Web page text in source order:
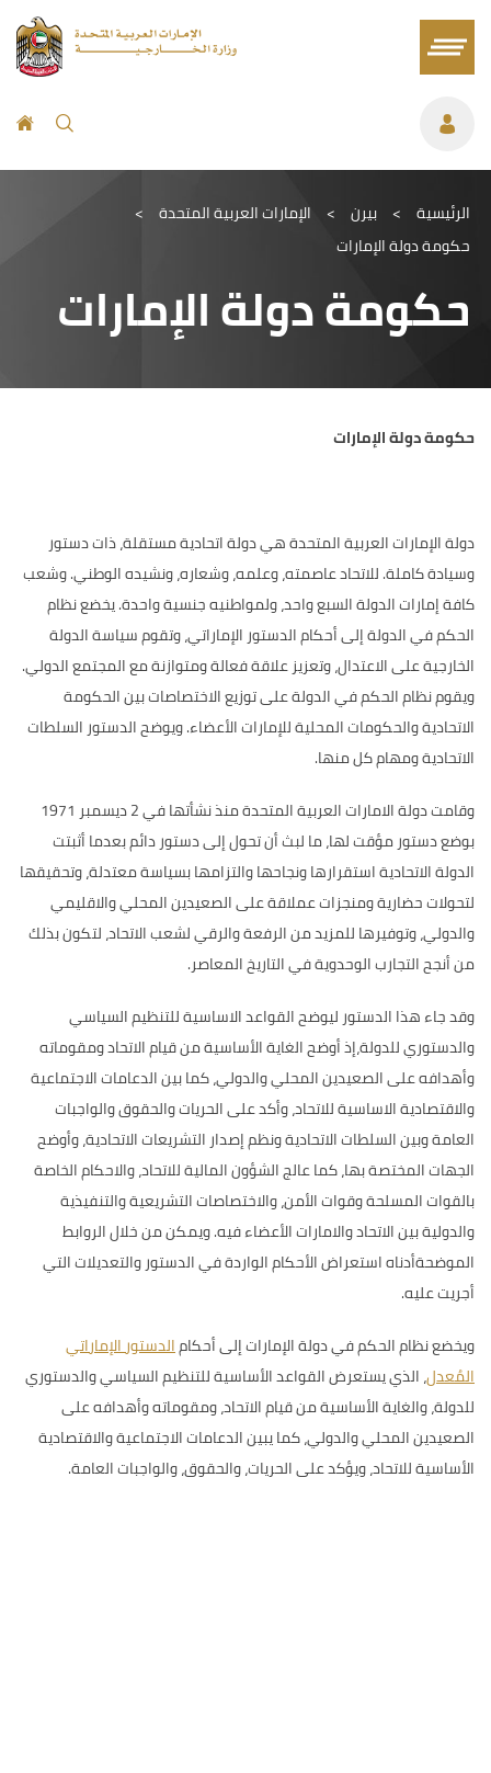
الرئيسية > بيرن > الإمارات العربية المتحدة >
حكومة دولة الإمارات
حكومة دولة الإمارات
حكومة دولة الإمارات
دولة الإمارات العربية المتحدة هي دولة اتحادية مستقلة، ذات دستور
وسيادة كاملة. للاتحاد عاصمته، وعلمه، وشعاره، ونشيده الوطني. وشعب
كافة إمارات الدولة السبع واحد، ولمواطنيه جنسية واحدة. يخضع نظام
الحكم في الدولة إلى أحكام الدستور الإماراتي، وتقوم سياسة الدولة
الخارجية على الاعتدال، وتعزيز علاقة فعالة ومتوازنة مع المجتمع الدولي.
ويقوم نظام الحكم في الدولة على توزيع الاختصاصات بين الحكومة
الاتحادية والحكومات المحلية للإمارات الأعضاء. ويوضح الدستور السلطات
الاتحادية ومهام كل منها.
وقامت دولة الامارات العربية المتحدة منذ نشأتها في 2 ديسمبر 1971
بوضع دستور مؤقت لها، ما لبث أن تحول إلى دستور دائم بعدما أثبتت
الدولة الاتحادية استقرارها ونجاحها والتزامها بسياسة معتدلة، وتحقيقها
لتحولات حضارية ومنجزات عملاقة على الصعيدين المحلي والاقليمي
والدولي، وتوفيرها للمزيد من الرفعة والرقي لشعب الاتحاد، لتكون بذلك
من أنجح التجارب الوحدوية في التاريخ المعاصر.
وقد جاء هذا الدستور ليوضح القواعد الاساسية للتنظيم السياسي
والدستوري للدولة،إذ أوضح الغاية الأساسية من قيام الاتحاد ومقوماته
وأهدافه على الصعيدين المحلي والدولي، كما بين الدعامات الاجتماعية
والاقتصادية الاساسية للاتحاد، وأكد على الحريات والحقوق والواجبات
العامة وبين السلطات الاتحادية ونظم إصدار التشريعات الاتحادية، وأوضح
الجهات المختصة بها، كما عالج الشؤون المالية للاتحاد، والاحكام الخاصة
بالقوات المسلحة وقوات الأمن، والاختصاصات التشريعية والتنفيذية
والدولية بين الاتحاد والامارات الأعضاء فيه. ويمكن من خلال الروابط
الموضحةأدناه استعراض الأحكام الواردة في الدستور والتعديلات التي
أجريت عليه.
ويخضع نظام الحكم في دولة الإمارات إلى أحكامالدستور الإماراتي
المُعدل، الذي يستعرض القواعد الأساسية للتنظيم السياسي والدستوري
للدولة، والغاية الأساسية من قيام الاتحاد، ومقوماته وأهدافه على
الصعيدين المحلي والدولي، كما يبين الدعامات الاجتماعية والاقتصادية
الأساسية للاتحاد، ويؤكد على الحريات، والحقوق، والواجبات العامة.